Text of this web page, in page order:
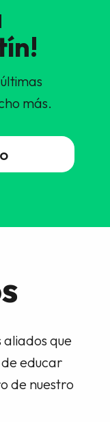
más.
que
educar
de nuestro